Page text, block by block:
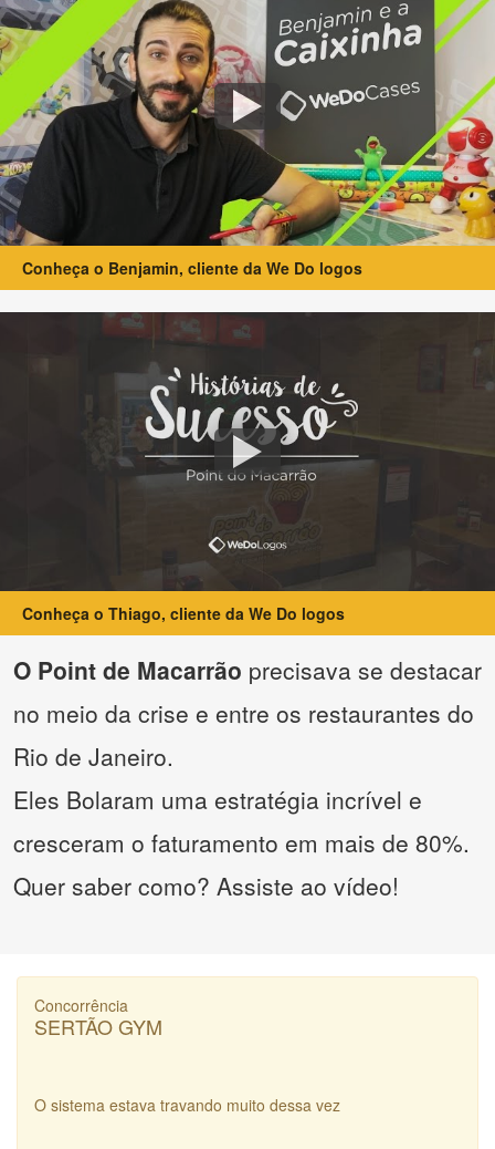
Conheça o Benjamin, cliente da We Do logos
Conheça o Thiago, cliente da We Do logos
O Point de Macarrão precisava se destacar
no meio da crise e entre os restaurantes do
Rio de Janeiro.
Eles Bolaram uma estratégia incrível e
cresceram o faturamento em mais de 80%.
Quer saber como? Assiste ao vídeo!
Concorrência
SERTÃO GYM
O sistema estava travando muito dessa vez